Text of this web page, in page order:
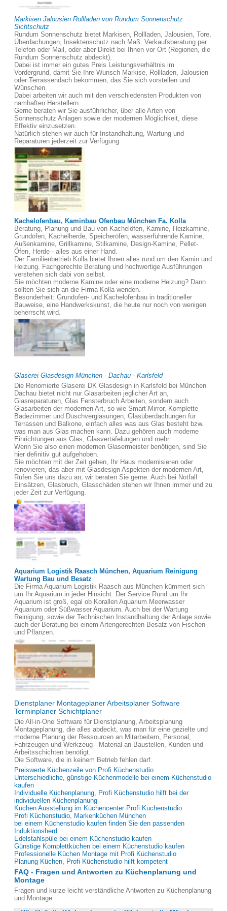
Markisen Jalousien Rollladen von Rundum Sonnenschutz
Sichtschutz
Rundum Sonnenschutz bietet Markisen, Rollladen, Jalousien, Tore,
Überdachungen, Insektenschutz nach Maß. Verkaufsberatung per
Telefon oder Mail, oder aber Direkt bei Ihnen vor Ort (Regionen, die
Rundum Sonnenschutz abdeckt).
Dabei ist immer ein gutes Preis Leistungsverhältnis im
Vordergrund, damit Sie Ihre Wunsch Markise, Rollladen, Jalousien
oder Terrassendach bekommen, das Sie sich vorstellen und
Wünschen.
Dabei arbeiten wir auch mit den verschiedensten Produkten von
namhaften Herstellern.
Gerne beraten wir Sie ausführlicher, über alle Arten von
Sonnenschutz Anlagen sowie der modernen Möglichkeit, diese
Effektiv einzusetzen.
Natürlich stehen wir auch für Instandhaltung, Wartung und
Reparaturen jederzeit zur Verfügung.
Kachelofenbau, Kaminbau Ofenbau München Fa. Kolla
Beratung, Planung und Bau von Kachelöfen, Kamine, Heizkamine,
Grundöfen, Kachelherde, Speicheröfen, wasserführende Kamine,
Außenkamine, Grillkamine, Stilkamine, Design-Kamine, Pellet-
Öfen, Herde - alles aus einer Hand.
Der Familienbetrieb Kolla bietet Ihnen alles rund um den Kamin und
Heizung. Fachgerechte Beratung und hochwertige Ausführungen
verstehen sich dabi von selbst.
Sie möchten moderne Kamine oder eine moderne Heizung? Dann
sollten Sie sich an die Firma Kolla wenden.
Besonderheit: Grundofen- und Kachelofenbau in traditioneller
Bauweise, eine Handwerkskunst, die heute nur noch von wenigen
beherrscht wird.
Glaserei Glasdesign München - Dachau - Karlsfeld
Die Renomierte Glaserei DK Glasdesign in Karlsfeld bei München
Dachau bietet nicht nur Glasarbeiten jeglicher Art an,
Glasreparaturen, Glas Fensterbruch Arbeiten, sondern auch
Glasarbeiten der modernen Art, so wie Smart Mirror, Komplette
Badezimmer und Duschverglasungen, Glasüberdachungen für
Terrassen und Balkone, einfach alles was aus Glas besteht bzw.
was man aus Glas machen kann. Dazu gehören auch moderne
Einrichtungen aus Glas, Glasvertäfelungen und mehr.
Wenn Sie also einen modernen Glasermeister benötigen, sind Sie
hier definitiv gut aufgehoben.
Sie möchten mit der Zeit gehen, Ihr Haus modernisieren oder
renovieren, das aber mit Glasdesign Aspekten der modernen Art,
Rufen Sie uns dazu an, wir beraten Sie gerne. Auch bei Notfall
Einsätzen, Glasbruch, Glasschäden stehen wir Ihnen immer und zu
jeder Zeit zur Verfügung.
Aquarium Logistik Raasch München, Aquarium Reinigung
Wartung Bau und Besatz
Die Firma Aquarium Logistik Raasch aus München kümmert sich
um Ihr Aquarium in jeder Hinsicht. Der Service Rund um Ihr
Aquarium ist groß, egal ob Korallen Aquarium Meerwasser
Aquarium oder Süßwasser Aquarium. Auch bei der Wartung
Reinigung, sowie der Technischen Instandhaltung der Anlage sowie
auch der Beratung bei einem Artengerechten Besatz von Fischen
und Pflanzen.
Dienstplaner Montageplaner Arbeitsplaner Software
Terminplaner Schichtplaner
Die All-in-One Software für Dienstplanung, Arbeitsplanung
Montageplanung, die alles abdeckt, was man für eine gezielte und
moderne Planung der Ressourcen an Mitarbeitern, Personal,
Fahrzeugen und Werkzeug - Material an Baustellen, Kunden und
Arbeitsschichten benötigt.
Die Software, die in keinem Betrieb fehlen darf.
Preiswerte Küchenzeile von Profi Küchenstudio
Unterschiedliche, günstige Küchenmodelle bei einem Küchenstudio
kaufen
Individuelle Küchenplanung, Profi Küchenstudio hilft bei der
individuellen Küchenplanung
Küchen Ausstellung im Küchencenter Profi Küchenstudio
Profi Küchenstudio, Markenküchen München
bei einem Küchenstudio kaufen finden Sie den passenden
Induktionsherd
Edelstahlspüle bei einem Küchenstudio kaufen
Günstige Komplettküchen bei einem Küchenstudio kaufen
Professionelle Küchen Montage mit Profi Küchenstudio
Planung Küchen, Profi Küchenstudio hilft kompetent
FAQ - Fragen und Antworten zu Küchenplanung und
Montage
Fragen und kurze leicht verständliche Antworten zu Küchenplanung
und Montage